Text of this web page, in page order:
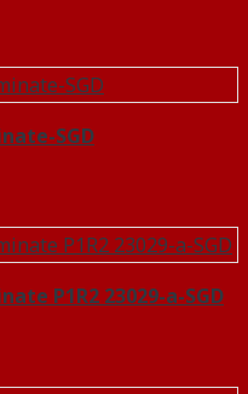
SGD
P1R2 23029-a-SGD